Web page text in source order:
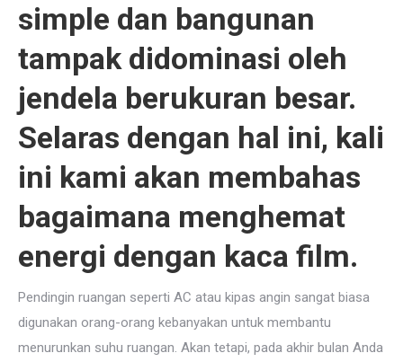
simple dan bangunan
tampak didominasi oleh
jendela berukuran besar.
Selaras dengan hal ini, kali
ini kami akan membahas
bagaimana menghemat
energi dengan kaca film.
Pendingin ruangan seperti AC atau kipas angin sangat biasa
digunakan orang-orang kebanyakan untuk membantu
menurunkan suhu ruangan. Akan tetapi, pada akhir bulan Anda